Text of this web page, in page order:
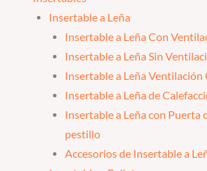
Insertable a Leña
Insertable a Leña Con
Insertable a Leña Sin
Insertable a Leña Ventilación
Insertable a Leña de
Insertable a Leña con Puerta
pestillo
Accesorios de Insertable a